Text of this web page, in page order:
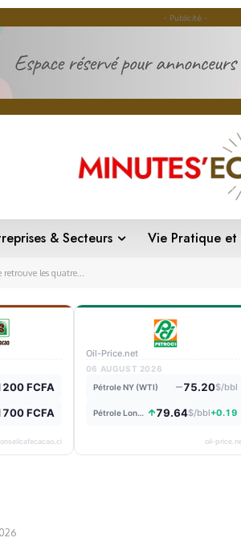
- Publicité -
& Secteurs Vie Pratique et
retrouve les quatre...
FCFA
FCFA
Oil-Price.net
06 AUGUST 2026
Pétrole NY (WTI)
75.20$/bbl
Pétrole Londres 79.64$/bbl+0.19
oil-